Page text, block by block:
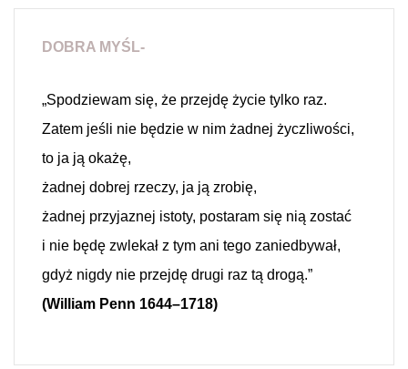
DOBRA MYŚL-
„Spodziewam się, że przejdę życie tylko raz.
Zatem jeśli nie będzie w nim żadnej życzliwości,
to ja ją okażę,
żadnej dobrej rzeczy, ja ją zrobię,
żadnej przyjaznej istoty, postaram się nią zostać
i nie będę zwlekał z tym ani tego zaniedbywał,
gdyż nigdy nie przejdę drugi raz tą drogą.”
(William Penn 1644–1718)